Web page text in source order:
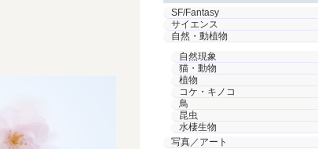
SF/Fantasy
サイエンス
自然・動植物
自然現象
猫・動物
植物
コケ・キノコ
鳥
昆虫
水棲生物
写真／アート